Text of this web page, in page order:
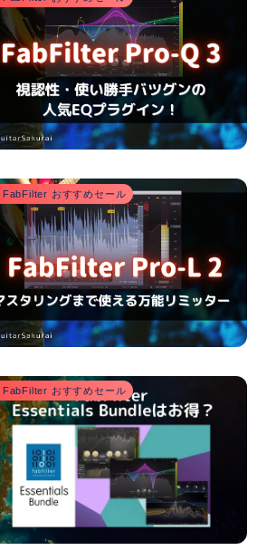
FabFilter おすすめセール
FabFilter おすすめセール